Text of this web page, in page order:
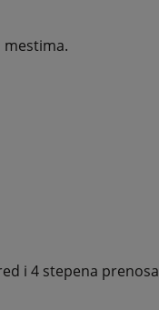
mestima.
i 4 stepena prenosa